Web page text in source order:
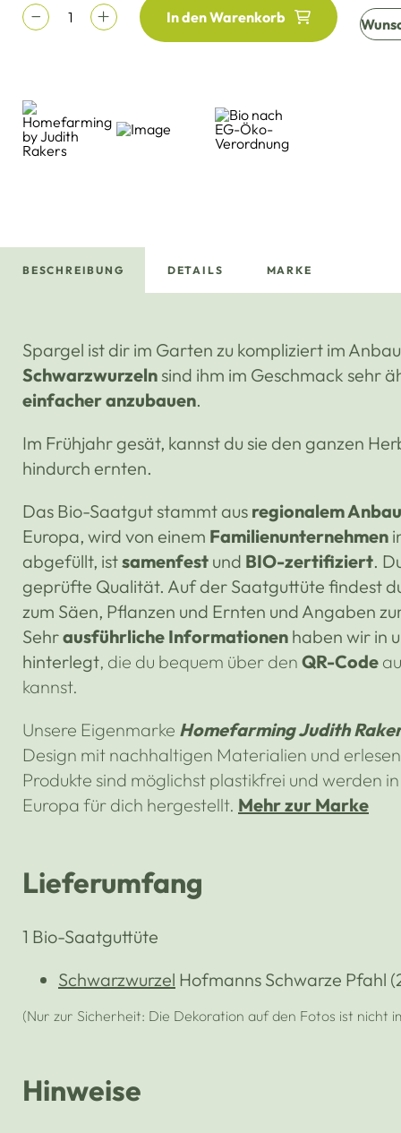
In den Warenkorb
BESCHREIBUNG DETAILS MARKE
Spargel ist dir im Garten zu kompliziert im
Schwarzwurzelnsind ihm im Geschmack sehr
einfacher anzubauen.
Im Frühjahr gesät, kannst du sie den ganzen
hindurch ernten.
Das Bio-Saatgut stammt aus regionalem
Europa, wird von einem Familienunternehmen
abgefüllt, istsamenfest und BIO-zertifiziert.
geprüfte Qualität. Auf der Saatguttüte findest
zum Säen, Pflanzen und Ernten und Angaben
Sehrausführliche Informationen haben wir in
hinterlegt, die du bequem über den QR-Code
kannst.
Unsere Eigenmarke Homefarming Judith
Design mit nachhaltigen Materialien und
Produkte sind möglichst plastikfrei und werden
Europa für dich hergestellt. Mehr zur Marke
Lieferumfang
1 Bio-Saatguttüte
Schwarzwurzel Hofmanns Schwarze Pfahl
(Nur zur Sicherheit: Die Dekoration auf den Fotos ist nicht
Hinweise